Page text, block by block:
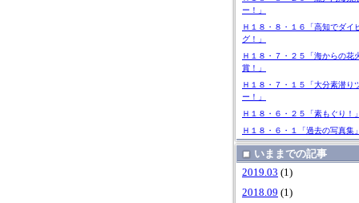
ー！」
Ｈ１８・８・１６「高知でダイ
グ！」
Ｈ１８・７・２５「海からの花
賞！」
Ｈ１８・７・１５「大分素潜り
ー！」
Ｈ１８・６・２５「素もぐり！」
Ｈ１８・６・１「過去の写真集」
いままでの記事
2019.03 (1)
2018.09 (1)